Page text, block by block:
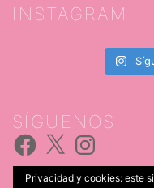
INSTAGRAM
SÍGUENOS
Facebook
X Instagram
Privacidad y cookies: este